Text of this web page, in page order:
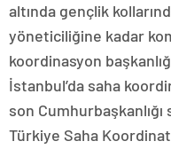
altında gençlik
yöneticiliğine kadar
koordinasyon
İstanbul’da saha
son
Türkiye Saha